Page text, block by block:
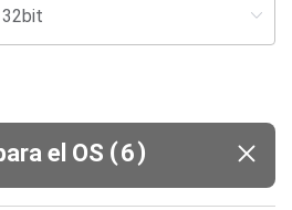
el OS (6)